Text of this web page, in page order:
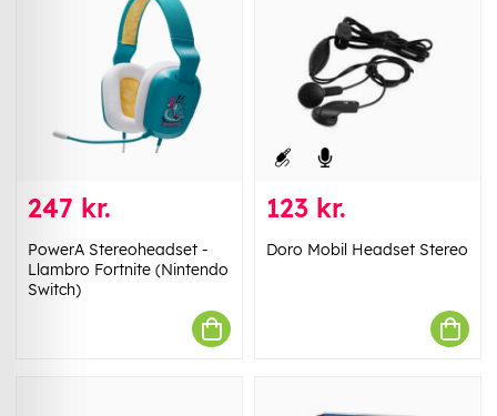
247 kr.
PowerA Stereoheadset -
Llambro Fortnite (Nintendo
Switch)
123 kr.
Doro Mobil Headset Stereo